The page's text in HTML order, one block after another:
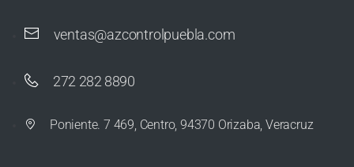
ventas@azcontrolpuebla.com
272 282 8890
Poniente. 7 469, Centro, 94370 Orizaba, Veracruz